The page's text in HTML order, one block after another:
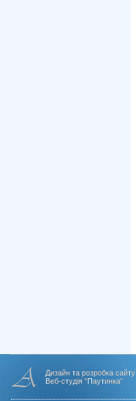
Дизайн та розробка сайту
Веб-студія "Паутинка"